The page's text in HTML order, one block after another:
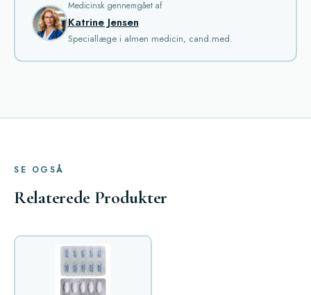
Medicinsk gennemgået af
Katrine Jensen
Speciallæge i almen medicin, cand.med.
SE OGSÅ
Relaterede Produkter